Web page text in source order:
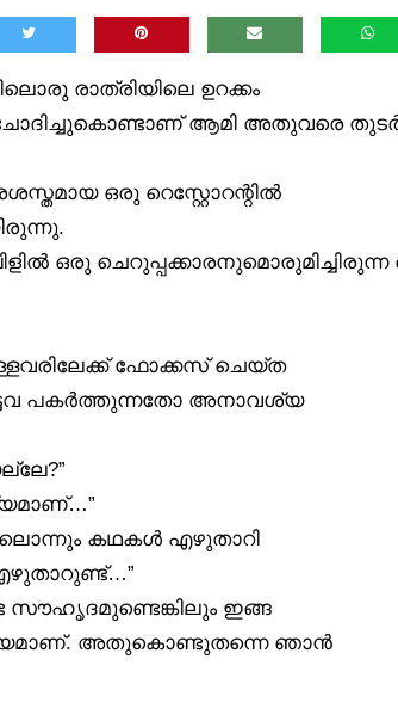
രാത്രിയിലെ ഉറക്കം
ചോദിച്ചുകൊണ്ടാണ് ആമി അതുവരെ
ഒരു റെസ്റ്റോറന്റിൽ
ഒരു
ഫോക്കസ് ചെയ്ത
പകർത്തുന്നതോ അനാവശ്യ
കഥകൾ എഴുതാറി
സൗഹൃദമുണ്ടെങ്കിലും ഇങ്ങ
അതുകൊണ്ടുതന്നെ ഞാൻ